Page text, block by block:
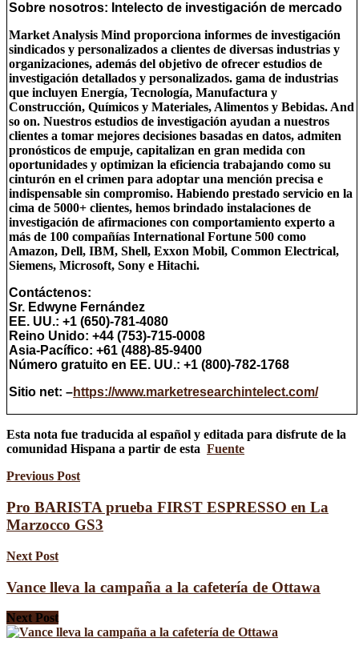
Sobre nosotros: Intelecto de investigación de mercado
Market Analysis Mind proporciona informes de investigación
sindicados y personalizados a clientes de diversas industrias y
organizaciones, además del objetivo de ofrecer estudios de
investigación detallados y personalizados. gama de industrias
que incluyen Energía, Tecnología, Manufactura y
Construcción, Químicos y Materiales, Alimentos y Bebidas. And
so on. Nuestros estudios de investigación ayudan a nuestros
clientes a tomar mejores decisiones basadas en datos, admiten
pronósticos de empuje, capitalizan en gran medida con
oportunidades y optimizan la eficiencia trabajando como su
cinturón en el crimen para adoptar una mención precisa e
indispensable sin compromiso. Habiendo prestado servicio en la
cima de 5000+ clientes, hemos brindado instalaciones de
investigación de afirmaciones con comportamiento experto a
más de 100 compañías International Fortune 500 como
Amazon, Dell, IBM, Shell, Exxon Mobil, Common Electrical,
Siemens, Microsoft, Sony e Hitachi.
Contáctenos:
Sr. Edwyne Fernández
EE. UU.: +1 (650)-781-4080
Reino Unido: +44 (753)-715-0008
Asia-Pacífico: +61 (488)-85-9400
Número gratuito en EE. UU.: +1 (800)-782-1768
Sitio net: –https://www.marketresearchintelect.com/
Esta nota fue traducida al español y editada para disfrute de la
comunidad Hispana a partir de esta Fuente
Previous Post
Pro BARISTA prueba FIRST ESPRESSO en La
Marzocco GS3
Next Post
Vance lleva la campaña a la cafetería de Ottawa
Next Post